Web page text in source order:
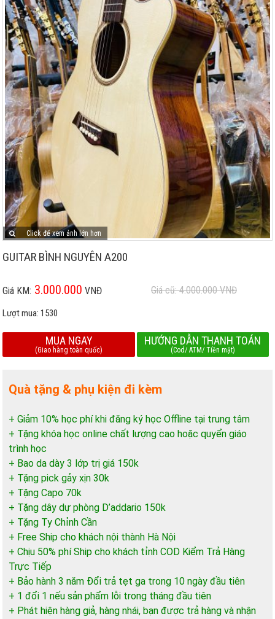
Click để xem ảnh lớn hơn
GUITAR BÌNH NGUYÊN A200
Giá KM: 3.000.000 VNĐ Giá cũ: 4.000.000VNĐ
Lượt mua:1530
MUA NGAY
(Giao hàng toàn quốc)
HƯỚNG DẪN THANH TOÁN
(Cod/ ATM/ Tiền mặt)
Quà tặng & phụ kiện đi kèm
+ Giảm 10% học phí khi đăng ký học Offline tại trung tâm
+ Tặng khóa học online chất lượng cao hoặc quyển giáo
trình học
+ Bao da dày 3 lớp trị giá 150k
+ Tặng pick gảy xịn 30k
+ Tặng Capo 70k
+ Tặng dây dự phòng D’addario 150k
+ Tặng Ty Chỉnh Cần
+ Free Ship cho khách nội thành Hà Nội
+ Chịu 50% phí Ship cho khách tỉnh COD Kiểm Trả Hàng
Trực Tiếp
+ Bảo hành 3 năm Đổi trả tẹt ga trong 10 ngày đầu tiên
+ 1 đổi 1 nếu sản phẩm lỗi trong tháng đầu tiên
+ Phát hiện hàng giả, hàng nhái, bạn được trả hàng và nhận